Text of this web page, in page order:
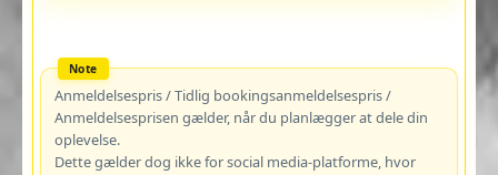
Anmeldelsespris / Tidlig bookingsanmeldelsespris /
Anmeldelsesprisen gælder, når du planlægger at dele din
oplevelse.
Dette gælder dog ikke for social media-platforme, hvor